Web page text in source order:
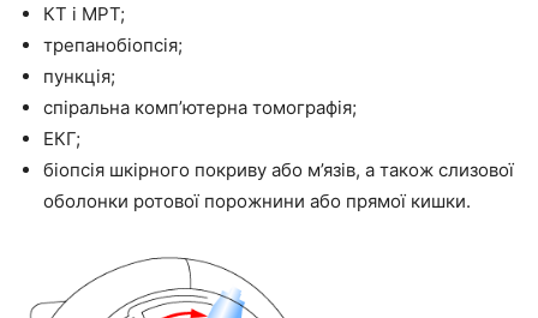
КТ і МРТ;
трепанобіопсія;
пункція;
спіральна комп’ютерна томографія;
ЕКГ;
біопсія шкірного покриву або м’язів, а також слизової
оболонки ротової порожнини або прямої кишки.